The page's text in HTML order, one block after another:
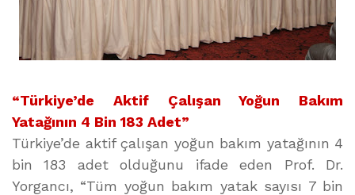
“Türkiye’de Aktif Çalışan Yoğun Bakım
Yatağının 4 Bin 183 Adet”
Türkiye’de aktif çalışan yoğun bakım yatağının 4
bin 183 adet olduğunu ifade eden Prof. Dr.
Yorgancı, “Tüm yoğun bakım yatak sayısı 7 bin